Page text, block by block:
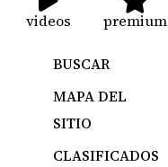
videos premium
BUSCAR
MAPA DEL
SITIO
CLASIFICADOS